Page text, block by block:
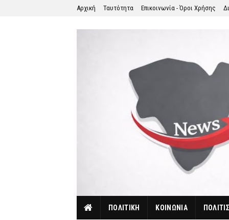
Αρχική Ταυτότητα Επικοινωνία - Όροι Χρήσης
ΠΟΛΙΤΙΚΗ ΚΟΙΝΩΝΙΑ